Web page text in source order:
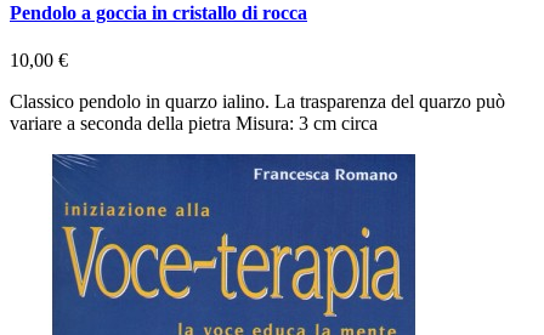
Pendolo a goccia in cristallo di rocca
10,00 €
Classico pendolo in quarzo ialino. La trasparenza del quarzo può
variare a seconda della pietra Misura: 3 cm circa